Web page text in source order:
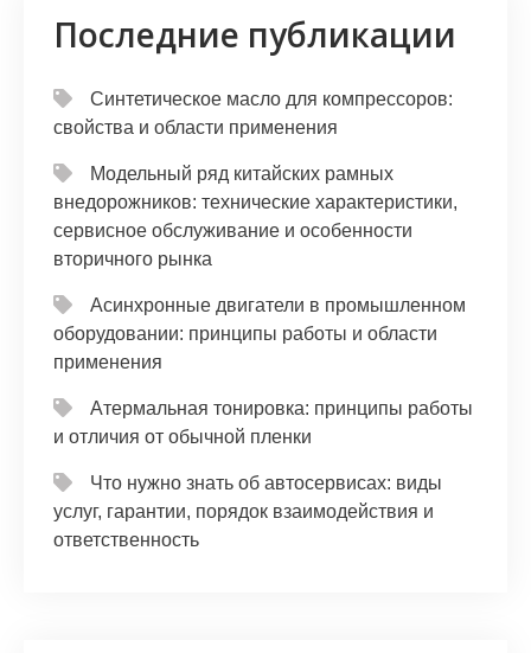
Последние публикации
Синтетическое масло для компрессоров:
свойства и области применения
Модельный ряд китайских рамных
внедорожников: технические характеристики,
сервисное обслуживание и особенности
вторичного рынка
Асинхронные двигатели в промышленном
оборудовании: принципы работы и области
применения
Атермальная тонировка: принципы работы
и отличия от обычной пленки
Что нужно знать об автосервисах: виды
услуг, гарантии, порядок взаимодействия и
ответственность